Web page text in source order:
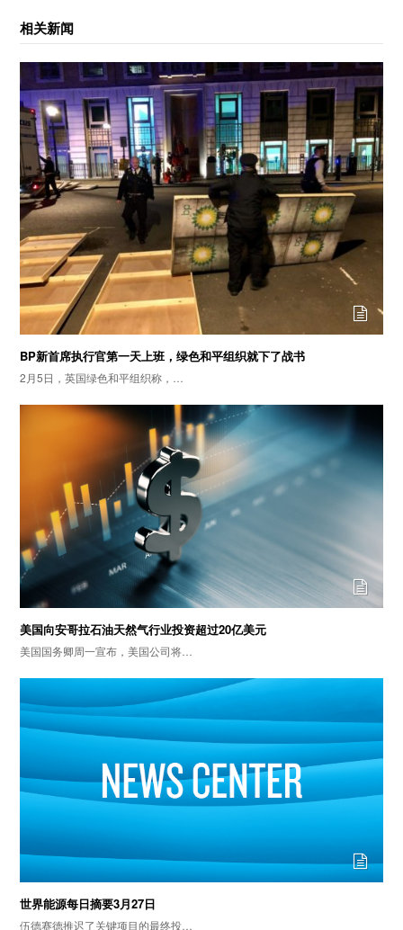
相关新闻
BP新首席执行官第一天上班，绿色和平组织就下了战书
2月5日，英国绿色和平组织称，…
美国向安哥拉石油天然气行业投资超过20亿美元
美国国务卿周一宣布，美国公司将…
世界能源每日摘要3月27日
伍德赛德推迟了关键项目的最终投…